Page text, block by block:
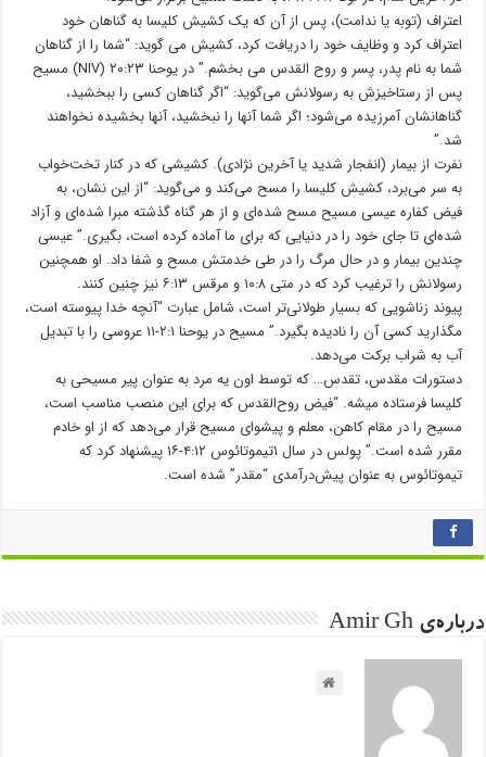
اعتراف (توبه یا ندامت)، پس از ﺁن که یک کشیش کلیسا به گناهان خود
اعتراف کرد و وظایف خود را دریافت کرد، کشیش می گوید: “شما را از گناهان
شما به نام پدر، پسر و روح القدس می بخشم.” در یوحنا ۲۰:۲۳ (NIV) مسیح
پس از رستاخیزش به رسولانش می‌گوید: “اگر گناهان کسی را ببخشید،
گناهانشان ﺁمرزیده می‌شود؛ اگر شما ﺁنها را نبخشید، ﺁنها بخشیده نخواهند
شد.”
نفرت از بیمار (انفجار شدید یا ﺁخرین نژادی). کشیشی که در کنار تخت‌خواب
به سر می‌برد، کشیش کلیسا را مسح می‌کند و می‌گوید: “از این نشان، به
فیض کفاره عیسی مسیح مسح شده‌ای و از هر گناه گذشته مبرا شده‌ای و ﺁزاد
شده‌ای تا جای خود را در دنیایی که برای ما ﺁماده کرده است، بگیری.” عیسی
چندین بیمار و در حال مرگ را در طی خدمتش مسح و شفا داد. او همچنین
رسولانش را ترغیب کرد که در متی ۱۰:۸ و مرقس ۶:۱۳ نیز چنین کنند.
پیوند زناشویی که بسیار طولانی‌تر است، شامل عبارت “ﺁنچه خدا پیوسته است،
مگذارید کسی ﺁن را نادیده بگیرد.” مسیح در یوحنا ۲:۱-۱۱ عروسی را با تبدیل
ﺁب به شراب برکت می‌دهد.
دستورات مقدس، تقدس… که توسط اون یه مرد به عنوان پیر مسیحی به
کلیسا فرستاده میشه. “فیض روح‌القدس که برای این منصب مناسب است،
مسیح را در مقام کاهن، معلم و پیشوای مسیح قرار می‌دهد که از او خادم
مقرر شده است.” پولس در سال ۱تیموتائوس ۴:۱۲-۱۶ پیشنهاد کرد که
تیموتائوس به عنوان پیش‌درﺁمدی “مقدر” شده است.
درباره‌ی Amir Gh